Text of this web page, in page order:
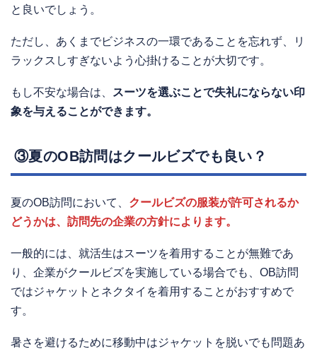
と良いでしょう。
ただし、あくまでビジネスの一環であることを忘れず、リ
ラックスしすぎないよう心掛けることが大切です。
もし不安な場合は、
スーツを選ぶことで失礼にならない印
象を与えることができます。
③夏のOB訪問はクールビズでも良い？
夏のOB訪問において、 クールビズの服装が許可されるか
どうかは、訪問先の企業の方針によります。
一般的には、就活生はスーツを着用することが無難であ
り、企業がクールビズを実施している場合でも、OB訪問
ではジャケットとネクタイを着用することがおすすめで
す。
暑さを避けるために移動中はジャケットを脱いでも問題あ